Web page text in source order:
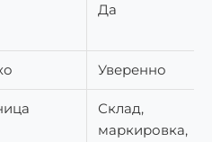
Да
Уверенно
Склад,
маркировка,